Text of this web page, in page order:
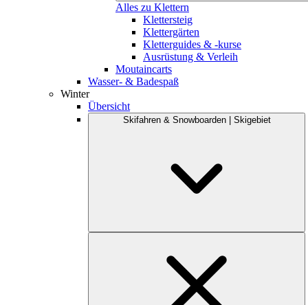
Alles zu Klettern
Klettersteig
Klettergärten
Kletterguides & -kurse
Ausrüstung & Verleih
Moutaincarts
Wasser- & Badespaß
Winter
Übersicht
Skifahren & Snowboarden | Skigebiet